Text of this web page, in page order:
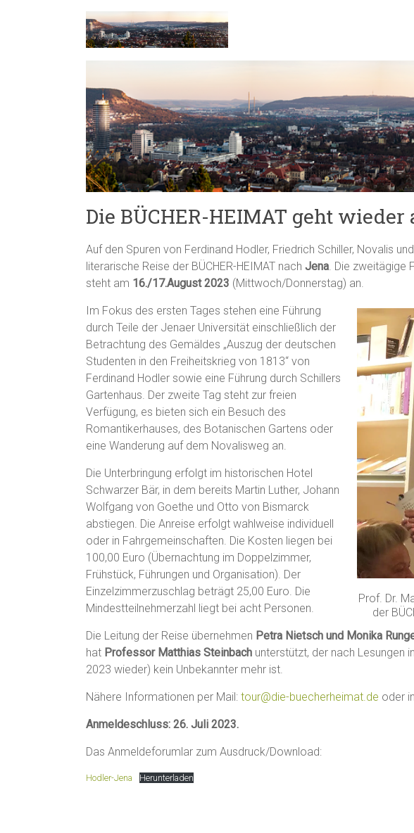
Die BÜCHER-HEIMAT geht wieder
Auf den Spuren von Ferdinand Hodler, Friedrich Schiller, Novalis
literarische Reise der BÜCHER-HEIMAT nach Jena. Die zweitägige
steht am 16./17.August 2023 (Mittwoch/Donnerstag) an.
Prof. Dr.
der
Im Fokus des ersten Tages stehen eine Führung
durch Teile der Jenaer Universität einschließlich der
Betrachtung des Gemäldes „Auszug der deutschen
Studenten in den Freiheitskrieg von 1813“ von
Ferdinand Hodler sowie eine Führung durch Schillers
Gartenhaus. Der zweite Tag steht zur freien
Verfügung, es bieten sich ein Besuch des
Romantikerhauses, des Botanischen Gartens oder
eine Wanderung auf dem Novalisweg an.
Die Unterbringung erfolgt im historischen Hotel
Schwarzer Bär, in dem bereits Martin Luther, Johann
Wolfgang von Goethe und Otto von Bismarck
abstiegen. Die Anreise erfolgt wahlweise individuell
oder in Fahrgemeinschaften. Die Kosten liegen bei
100,00 Euro (Übernachtung im Doppelzimmer,
Frühstück, Führungen und Organisation). Der
Einzelzimmerzuschlag beträgt 25,00 Euro. Die
Mindestteilnehmerzahl liegt bei acht Personen.
Die Leitung der Reise übernehmen Petra Nietsch und Monika
hat Professor Matthias Steinbach unterstützt, der nach Lesungen
2023 wieder) kein Unbekannter mehr ist.
Nähere Informationen per Mail: tour@die-buecherheimat.de oder
Anmeldeschluss: 26. Juli 2023.
Das Anmeldeforumlar zum Ausdruck/Download:
Hodler-Jena Herunterladen